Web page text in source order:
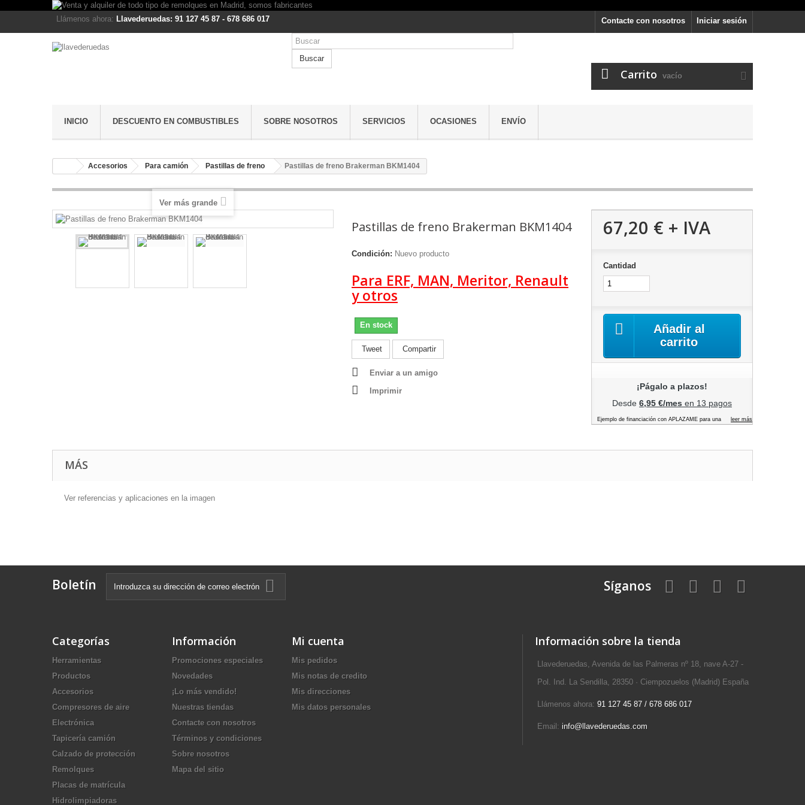
Iniciar sesión
Contacte con nosotros
Llámenos ahora: Llavederuedas: 91 127 45 87 - 678 686 017
Buscar
Carrito vacío
INICIO DESCUENTO EN COMBUSTIBLES SOBRE NOSOTROS SERVICIOS OCASIONES ENVÍO
Accesorios Para camión Pastillas de freno Pastillas de freno Brakerman BKM1404
Ver más grande
Pastillas de freno Brakerman BKM1404
Condición: Nuevo producto
Para ERF, MAN, Meritor, Renault
y otros
En stock
Tweet Compartir
Enviar a un amigo
Imprimir
67,20 € + IVA
Cantidad
Añadir al
carrito
MÁS
Ver referencias y aplicaciones en la imagen
Boletín Síganos
Categorías
Herramientas
Productos
Accesorios
Compresores de aire
Electrónica
Tapicería camión
Calzado de protección
Remolques
Placas de matrícula
Hidrolimpiadoras
Información
Promociones especiales
Novedades
¡Lo más vendido!
Nuestras tiendas
Contacte con nosotros
Términos y condiciones
Sobre nosotros
Mapa del sitio
Mi cuenta
Mis pedidos
Mis notas de credito
Mis direcciones
Mis datos personales
Información sobre la tienda
Llavederuedas, Avenida de las Palmeras nº 18, nave A-27 -
Pol. Ind. La Sendilla, 28350 · Ciempozuelos (Madrid) España
Llámenos ahora: 91 127 45 87 / 678 686 017
Email: info@llavederuedas.com